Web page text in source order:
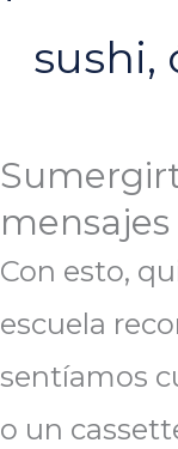
sushi,
mensajes
Con esto,
escuela
sentíamos
o un